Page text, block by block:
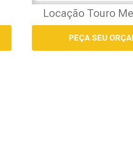
Locação Touro
PEÇA SEU